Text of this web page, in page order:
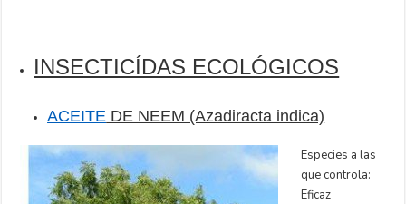
INSECTICÍDAS ECOLÓGICOS
ACEITE DE NEEM (Azadiracta indica)
Especies a las
que controla:
Eficaz